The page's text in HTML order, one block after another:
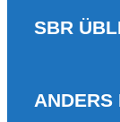
SBR
ANDERS